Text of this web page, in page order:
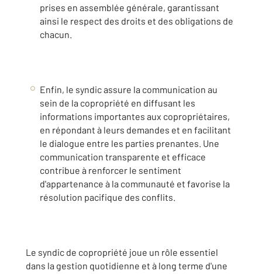
prises en assemblée générale, garantissant
ainsi le respect des droits et des obligations de
chacun.
Enfin, le syndic assure la communication au
sein de la copropriété en diffusant les
informations importantes aux copropriétaires,
en répondant à leurs demandes et en facilitant
le dialogue entre les parties prenantes. Une
communication transparente et efficace
contribue à renforcer le sentiment
d'appartenance à la communauté et favorise la
résolution pacifique des conflits.
Le syndic de copropriété joue un rôle essentiel
dans la gestion quotidienne et à long terme d'une